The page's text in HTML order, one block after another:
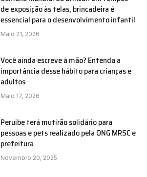
de exposição às telas, brincadeira é
essencial para o desenvolvimento infantil
Maio 21, 2026
Você ainda escreve à mão? Entenda a
importância desse hábito para crianças e
adultos
Maio 17, 2026
Peruibe terá mutirão solidário para
pessoas e pets realizado pela ONG MRSC e
prefeitura
Novembro 20, 2025